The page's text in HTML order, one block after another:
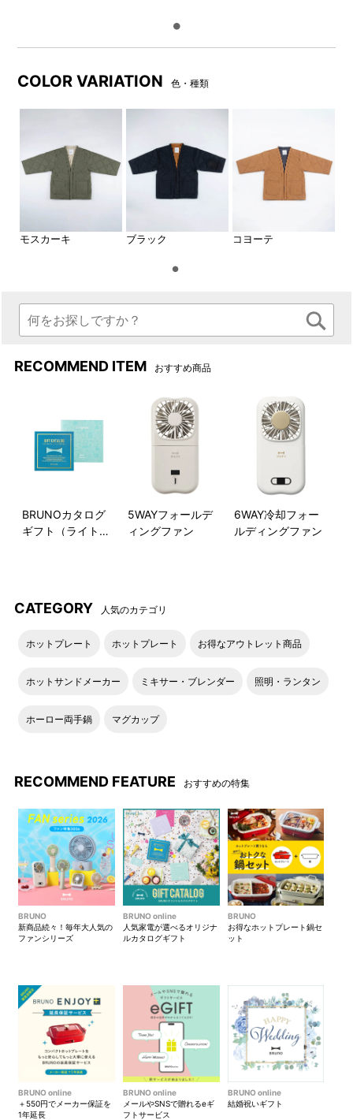
ていないカラーが含まれてお
で、 キャンプなどのアウトド
アにもオススメ。※現在販売し
ていないカラーが含まれてお
本の伝統カラーです。※現在販
売していないカラーが含まれ
ております。
COLOR VARIATION 色・種類
モスカーキ ブラック コヨーテ
RECOMMEND ITEM おすすめ商品
BRUNOカタログ
ギフト（ライトブ
5WAYフォールデ
ィングファン
6WAY冷却フォー
ルディングファン
CATEGORY 人気のカテゴリ
ホットプレート ホットプレート お得なアウトレット商品
ホットサンドメーカー ミキサー・ブレンダー 照明・ランタン
ホーロー両手鍋 マグカップ
RECOMMEND FEATURE おすすめの特集
BRUNO
新商品続々！毎年大人気の
ファンシリーズ
BRUNO online
人気家電が選べるオリジナ
ルカタログギフト
BRUNO
お得なホットプレート鍋セ
ット
BRUNO online
＋550円でメーカー保証を
1年延長
BRUNO online
メールやSNSで贈れるeギ
フトサービス
BRUNO online
結婚祝いギフト